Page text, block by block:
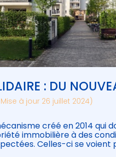
: DU
à jour 26 juillet 2024)
créé en 2014
immobilière à des
Celles-ci se voient